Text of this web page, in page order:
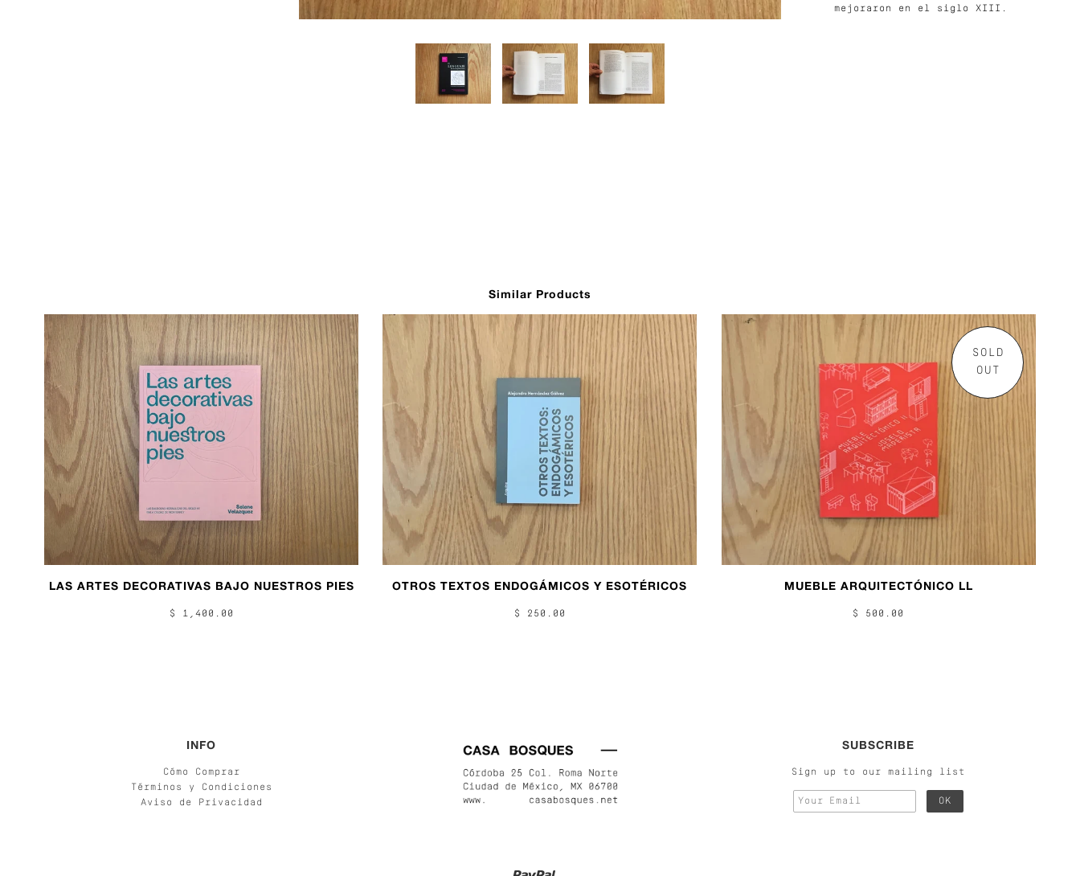
mejoraron en el siglo XIII.
Similar Products
LAS ARTES DECORATIVAS BAJO NUESTROS PIES
$ 1,400.00
OTROS TEXTOS ENDOGÁMICOS Y ESOTÉRICOS
$ 250.00
SOLD
OUT
MUEBLE ARQUITECTÓNICO LL
$ 500.00
INFO
Cómo Comprar
Términos y Condiciones
Aviso de Privacidad
SUBSCRIBE
Sign up to our mailing list